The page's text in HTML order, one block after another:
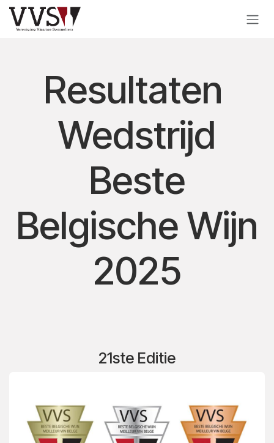
Overslaan naar inhoud
Resultaten
Wedstrijd
Beste
Belgische Wijn
2025
21ste Editie